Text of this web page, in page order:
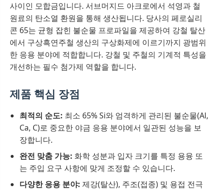
사이인 모합금입니다. 서브머지드 아크로에서 석영과 철
원료의 탄소열 환원을 통해 생산됩니다. 당사의 페로실리
콘 65는 균형 잡힌 불순물 프로파일을 제공하여 강철 탈산
에서 구상흑연주철 생산의 구상화제에 이르기까지 광범위
한 응용 분야에 적합합니다. 강철 및 주철의 기계적 특성을
개선하는 필수 첨가제 역할을 합니다.
제품 핵심 장점
최적의 순도: 최소 65% Si와 엄격하게 관리된 불순물(Al,
Ca, C)로 중요한 야금 응용 분야에서 일관된 성능을 보
장합니다.
완전 맞춤 가능: 화학 성분과 입자 크기를 특정 용융 또
는 주입 요구 사항에 맞게 조정할 수 있습니다.
다양한 응용 분야: 제강(탈산), 주조(접종) 및 용접 전극